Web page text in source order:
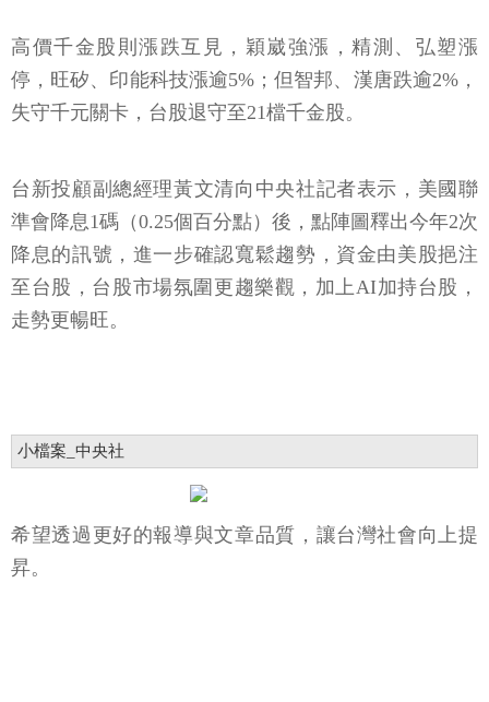
高價千金股則漲跌互見，穎崴強漲，精測、弘塑漲
停，旺矽、印能科技漲逾5%；但智邦、漢唐跌逾2%，
失守千元關卡，台股退守至21檔千金股。
台新投顧副總經理黃文清向中央社記者表示，美國聯
準會降息1碼（0.25個百分點）後，點陣圖釋出今年2次
降息的訊號，進一步確認寬鬆趨勢，資金由美股挹注
至台股，台股市場氛圍更趨樂觀，加上AI加持台股，
走勢更暢旺。
小檔案_中央社
希望透過更好的報導與文章品質，讓台灣社會向上提
昇。